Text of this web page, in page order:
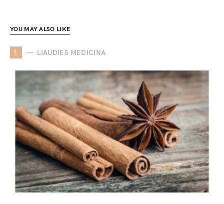
YOU MAY ALSO LIKE
L LIAUDIES MEDICINA